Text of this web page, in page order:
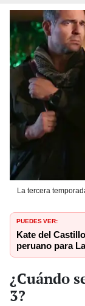
La tercera
PUEDES VER:
Kate del
peruano para
¿Cuándo
3?